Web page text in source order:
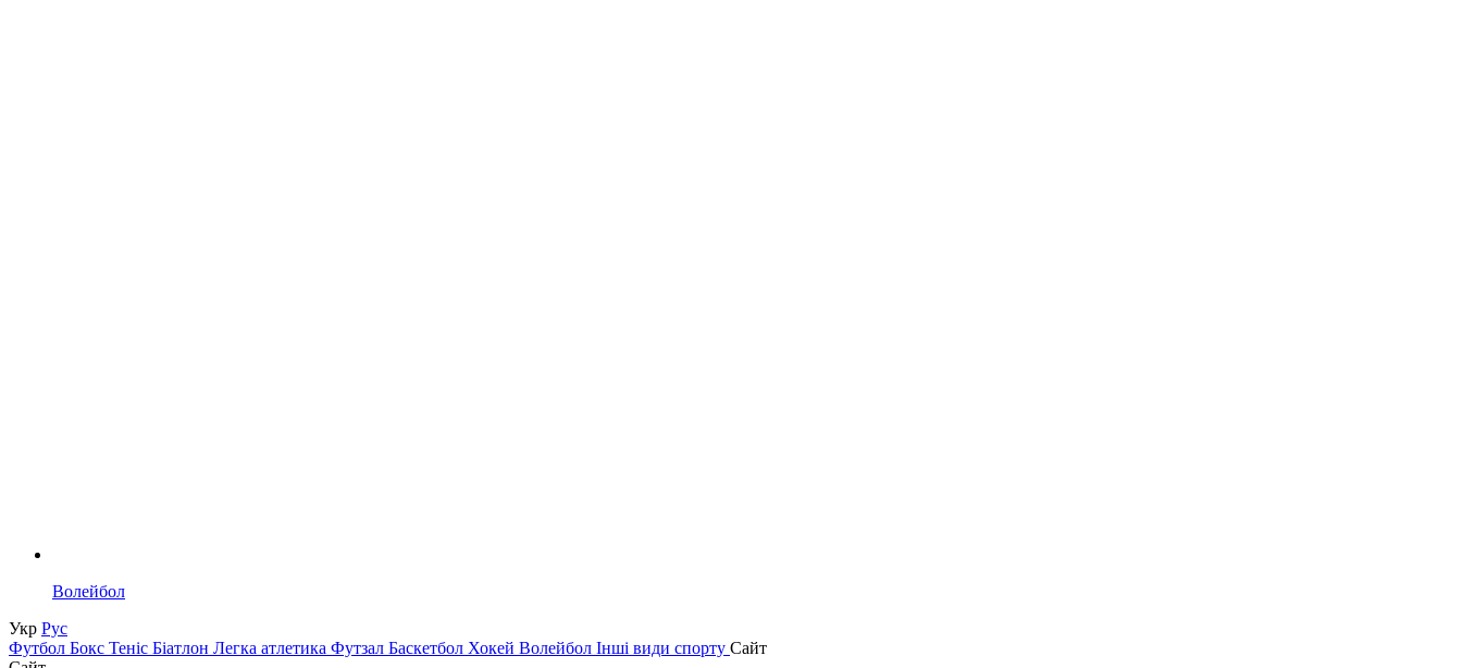
Волейбол
Укр Рус
Футбол Бокс Теніс Біатлон Легка атлетика Футзал Баскетбол Хокей Волейбол Інші види спорту Сайт